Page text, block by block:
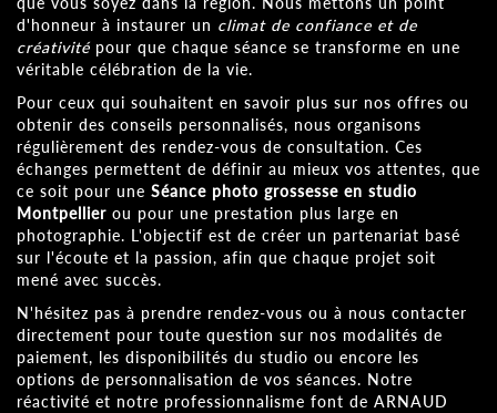
d'honneur à instaurer un climat de confiance et de
créativité pour que chaque séance se transforme en une
véritable célébration de la vie.
Pour ceux qui souhaitent en savoir plus sur nos offres ou
obtenir des conseils personnalisés, nous organisons
régulièrement des rendez-vous de consultation. Ces
échanges permettent de définir au mieux vos attentes, que
ce soit pour une Séance photo grossesse en studio
Montpellier ou pour une prestation plus large en
photographie. L'objectif est de créer un partenariat basé
sur l'écoute et la passion, afin que chaque projet soit
mené avec succès.
N'hésitez pas à prendre rendez-vous ou à nous contacter
directement pour toute question sur nos modalités de
paiement, les disponibilités du studio ou encore les
options de personnalisation de vos séances. Notre
réactivité et notre professionnalisme font de ARNAUD